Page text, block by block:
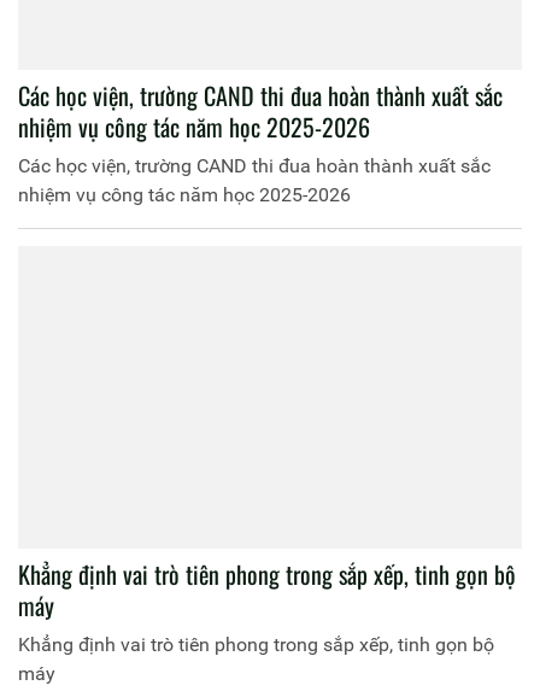
Các học viện, trường CAND thi đua hoàn thành xuất sắc
nhiệm vụ công tác năm học 2025-2026
Các học viện, trường CAND thi đua hoàn thành xuất sắc
nhiệm vụ công tác năm học 2025-2026
Khẳng định vai trò tiên phong trong sắp xếp, tinh gọn bộ
máy
Khẳng định vai trò tiên phong trong sắp xếp, tinh gọn bộ
máy